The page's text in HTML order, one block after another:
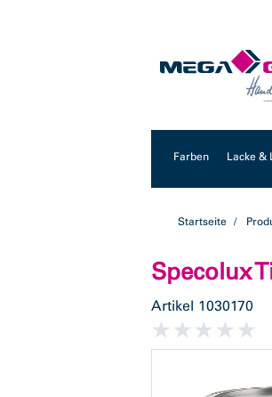
Farben Lacke &
Startseite
Specolux
Artikel 1030170